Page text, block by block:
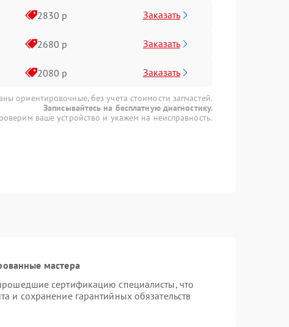
2830 р Заказать
2680 р Заказать
2080 р Заказать
ориентировочные, без учета стоимости запчастей.
Записывайтесь на бесплатную диагностику.
ваше устройство и укажем на неисправность.
мастера
сертификацию специалисты, что
и сохранение гарантийных обязательств